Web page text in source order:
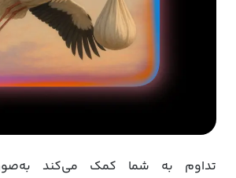
تداوم به شما کمک می‌کند